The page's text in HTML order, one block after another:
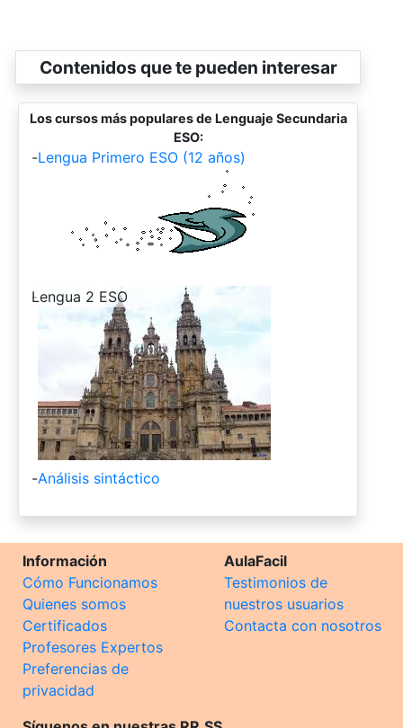
Contenidos que te pueden interesar
Los cursos más populares de Lenguaje Secundaria
ESO:
-Lengua Primero ESO (12 años)
-
Lengua 2 ESO
-Análisis sintáctico
Información
Cómo Funcionamos
Quienes somos
Certificados
Profesores Expertos
Preferencias de
privacidad
AulaFacil
Testimonios de
nuestros usuarios
Contacta con nosotros